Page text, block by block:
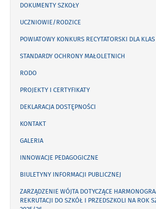
DOKUMENTY SZKOŁY
UCZNIOWIE/RODZICE
POWIATOWY KONKURS RECYTATORSKI DLA
STANDARDY OCHRONY MAŁOLETNICH
RODO
PROJEKTY I CERTYFIKATY
DEKLARACJA DOSTĘPNOŚCI
KONTAKT
GALERIA
INNOWACJE PEDAGOGICZNE
BIULETYNY INFORMACJI PUBLICZNEJ
ZARZĄDZENIE WÓJTA DOTYCZĄCE
REKRUTACJI DO SZKÓŁ I PRZEDSZKOLI NA ROK